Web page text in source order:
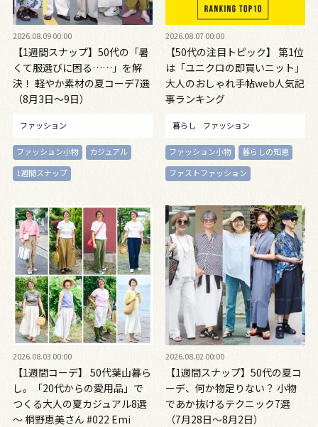
2026.08.09 00:00
【1週間スナップ】50代の「暑
くて服選びに困る……」を解
決！ 軽やか素材の夏コーデ7選
（8月3日～9日）
ファッション
ファッション小物
カジュアル
1週間スナップ
2026.08.07 00:00
【50代の注目トピック】 第1位
は「ユニクロの即買いニット」
大人のおしゃれ手帖web人気記
事ランキング
暮らし ファッション
ファッション小物
暮らしの知恵
ファストファッション
2026.08.03 00:00
【1週間コーデ】 50代葉山暮ら
し。「20代からの愛用品」で
つくる大人の夏カジュアル8選
～ 桐野恵美さん #022 Emi
2026.08.02 00:00
【1週間スナップ】50代の夏コ
ーデ、何か物足りない？ 小物
であか抜けるテクニック7選
（7月28日～8月2日）